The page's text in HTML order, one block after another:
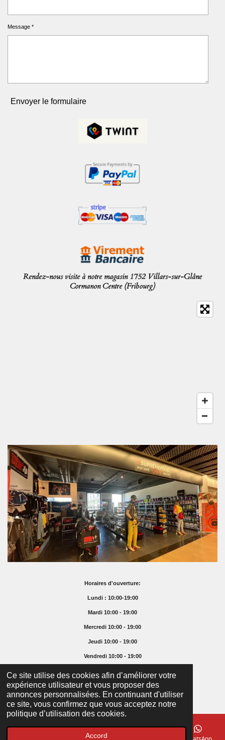
Ce site utilise des cookies afin d’améliorer votre
expérience utilisateur et vous proposer des
annonces personnalisées. En continuant d'utiliser
ce site, vous confirmez que vous acceptez notre
politique d’utilisation des cookies.
Accord
Message *
Envoyer le formulaire
Rendez-nous visite à notre magasin 1752 Villars-sur-Glâne
Cormanon Centre (Fribourg)
Horaires d'ouverture:
Lundi : 10:00-19:00
Mardi 10:00 - 19:00
Mercredi 10:00 - 19:00
Jeudi 10:00 - 19:00
Vendredi 10:00 - 19:00
Samedi 10:00 - 16:00
Dimanche Fermé
© 2025 Supremefoodshop.ch